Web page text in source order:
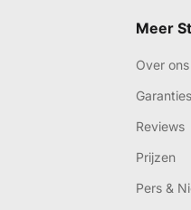
Meer
Over ons
Garanties
Reviews
Prijzen
Pers &